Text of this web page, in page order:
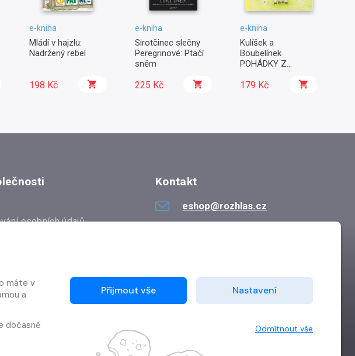
e-kniha
Mládí v hajzlu:
Nadržený rebel
198 Kč
e-kniha
Sirotčinec slečny
Peregrinové: Ptačí
sněm
225 Kč
e-kniha
Kulíšek a
Boubelínek
POHÁDKY Z
SMRKEM
179 Kč
osobních údajů
Kontakt
eshop@rozhlas.cz
máte v
a
dočasně
Přijmout vše Nastavení
Odmítnout vše